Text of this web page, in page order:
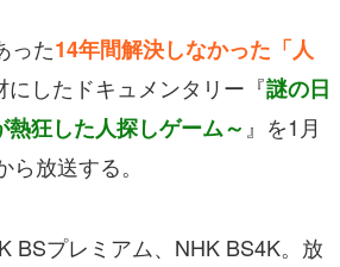
は？
った14年間解決しなかった「人
にしたドキュメンタリー『謎の日
狂した人探しゲーム～ 』を1月
放送する。
BSプレミアム、NHK BS4K。放